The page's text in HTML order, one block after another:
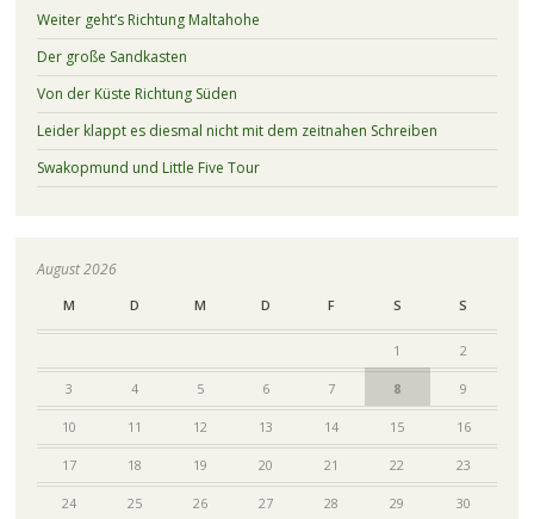
Weiter geht’s Richtung Maltahohe
Der große Sandkasten
Von der Küste Richtung Süden
Leider klappt es diesmal nicht mit dem zeitnahen Schreiben
Swakopmund und Little Five Tour
August 2026
M D M D F S S
1 2
3 4 5 6 7 8 9
10 11 12 13 14 15 16
17 18 19 20 21 22 23
24 25 26 27 28 29 30